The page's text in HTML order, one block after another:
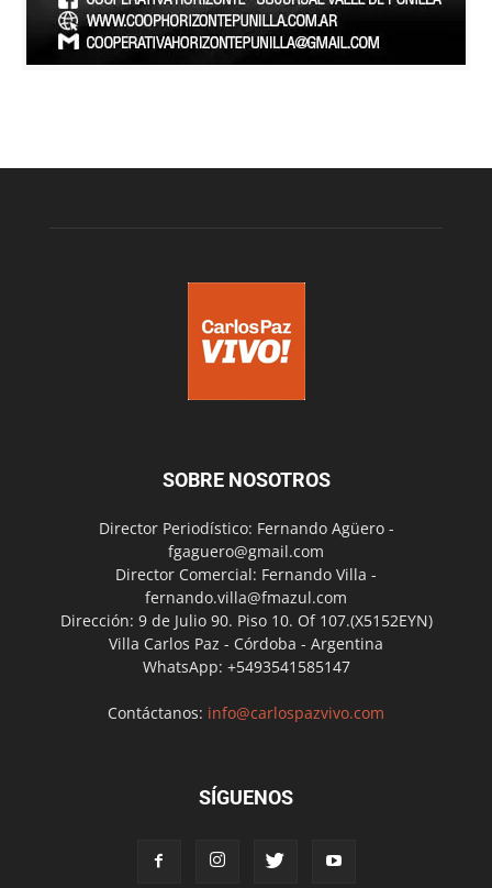
SOBRE NOSOTROS
Director Periodístico: Fernando Agüero -
fgaguero@gmail.com
Director Comercial: Fernando Villa -
fernando.villa@fmazul.com
Dirección: 9 de Julio 90. Piso 10. Of 107.(X5152EYN)
Villa Carlos Paz - Córdoba - Argentina
WhatsApp: +5493541585147
Contáctanos: info@carlospazvivo.com
SÍGUENOS